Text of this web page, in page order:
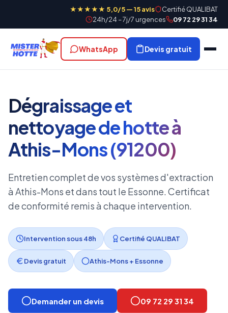
★★★★★ 5,0/5 — 15 avis
Certifié QUALIBAT
24h/24 – 7j/7 urgences
09 72 29 31 34
WhatsApp Devis gratuit
Dégraissage et
nettoyage de hotte à
Athis-Mons (91200)
Entretien complet de vos systèmes d'extraction
à Athis-Mons et dans tout le Essonne. Certificat
de conformité remis à chaque intervention.
Intervention sous 48h Certifié QUALIBAT
Devis gratuit Athis-Mons + Essonne
Demander un devis 09 72 29 31 34